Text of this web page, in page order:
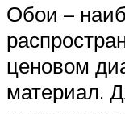
Обои –
ценовом
материал.